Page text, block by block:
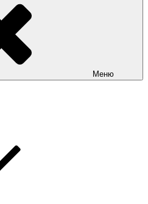
Меню